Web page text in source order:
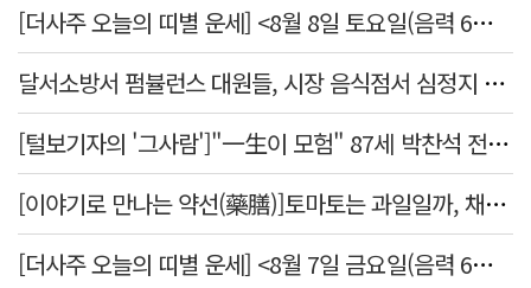
[더사주 오늘의 띠별 운세] <8월 8일 토요일(음력 6월26일)>
달서소방서 펌뷸런스 대원들, 시장 음식점서 심정지 환자 생명 살려
[털보기자의 '그사람']"一生이 모험" 87세 박찬석 전 경북대 총장
[이야기로 만나는 약선(藥膳)]토마토는 과일일까, 채소일까
[더사주 오늘의 띠별 운세] <8월 7일 금요일(음력 6월25일)>